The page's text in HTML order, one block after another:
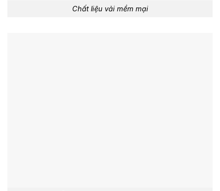
Chất liệu vải mềm mại